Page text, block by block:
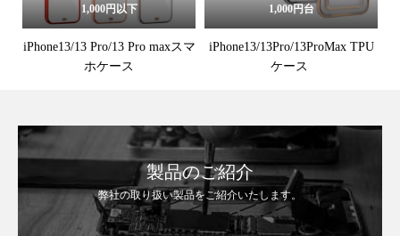
1,000円以下
iPhone13/13 Pro/13 Pro maxスマ
ホケース
1,000円台
iPhone13/13Pro/13ProMax TPU
ケース
製品のご紹介
弊社の取り扱い製品をご紹介いたします。